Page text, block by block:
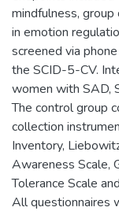
mindfulness,
in emotion
screened via
the SCID-5-CV.
women with SAD,
The control group
collection
Inventory,
Awareness Scale,
Tolerance Scale
All questionnaires